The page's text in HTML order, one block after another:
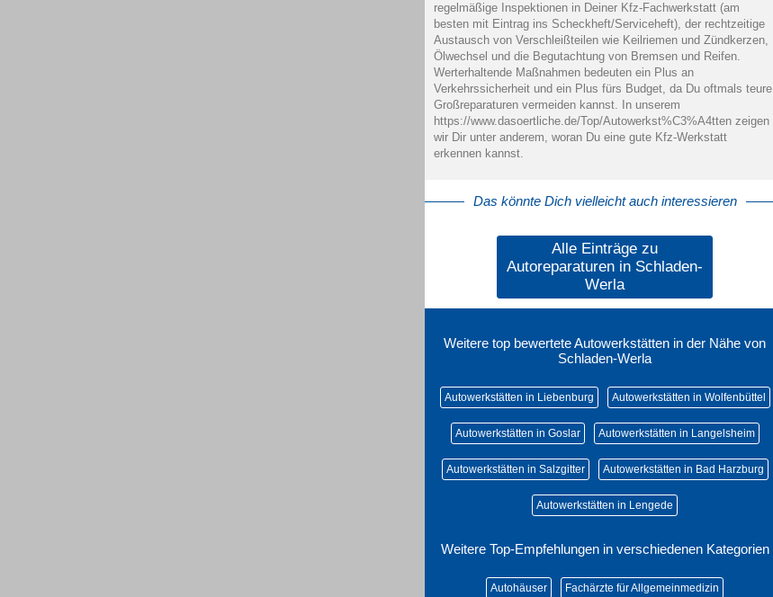
regelmäßige Inspektionen in Deiner Kfz-Fachwerkstatt (am
besten mit Eintrag ins Scheckheft/Serviceheft), der rechtzeitige
Austausch von Verschleißteilen wie Keilriemen und Zündkerzen,
Ölwechsel und die Begutachtung von Bremsen und Reifen.
Werterhaltende Maßnahmen bedeuten ein Plus an
Verkehrssicherheit und ein Plus fürs Budget, da Du oftmals teure
Großreparaturen vermeiden kannst. In unserem
https://www.dasoertliche.de/Top/Autowerkst%C3%A4tten zeigen
wir Dir unter anderem, woran Du eine gute Kfz-Werkstatt
erkennen kannst.
Das könnte Dich vielleicht auch interessieren
Alle Einträge zu
Autoreparaturen in Schladen-
Werla
Weitere top bewertete Autowerkstätten in der Nähe von
Schladen-Werla
Autowerkstätten in Liebenburg Autowerkstätten in Wolfenbüttel
Autowerkstätten in Goslar Autowerkstätten in Langelsheim
Autowerkstätten in Salzgitter Autowerkstätten in Bad Harzburg
Autowerkstätten in Lengede
Weitere Top-Empfehlungen in verschiedenen Kategorien
Autohäuser Fachärzte für Allgemeinmedizin